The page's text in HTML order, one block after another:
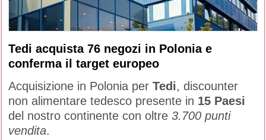
Tedi acquista 76 negozi in Polonia e
conferma il target europeo
Acquisizione in Polonia per Tedi, discounter
non alimentare tedesco presente in 15 Paesi
del nostro continente con oltre 3.700 punti
vendita.